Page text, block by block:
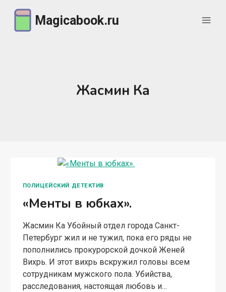
содержимому
Magicabook.ru
Жасмин Ка
ПОЛИЦЕЙСКИЙ ДЕТЕКТИВ
«Менты в юбках».
Жасмин Ка Убойный отдел города Санкт-
Петербург жил и не тужил, пока его ряды не
пополнились прокурорской дочкой Женей
Вихрь. И этот вихрь вскружил головы всем
сотрудникам мужского пола. Убийства,
расследования, настоящая любовь и…